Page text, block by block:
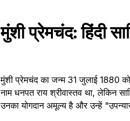
मुंशी प्रेमचंद: हिंदी
मुंशी प्रेमचंद का जन्म 31 जुलाई 1880
नाम धनपत राय श्रीवास्तव था, लेकिन
उनका योगदान अमूल्य है और उन्हें